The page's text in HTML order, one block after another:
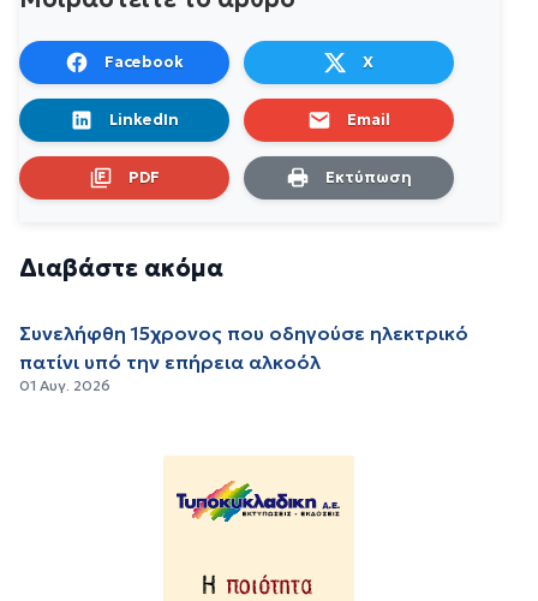
Facebook X
LinkedIn Email
PDF Εκτύπωση
Διαβάστε ακόμα
Συνελήφθη 15χρονος που οδηγούσε ηλεκτρικό
πατίνι υπό την επήρεια αλκοόλ
01 Αυγ. 2026